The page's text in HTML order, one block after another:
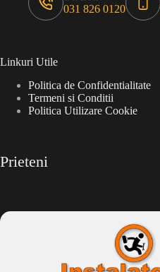
031 826 0120
Linkuri Utile
Politica de Confidentialitate
Termeni si Conditii
Politica Utilizare Cookie
Prieteni